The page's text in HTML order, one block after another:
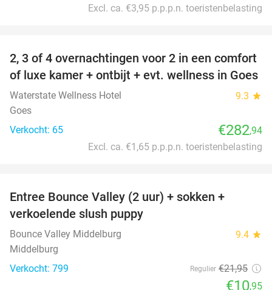
Excl. ca. €3,95 p.p.p.n. toeristenbelasting
2, 3 of 4 overnachtingen voor 2 in een comfort
of luxe kamer + ontbijt + evt. wellness in Goes
Waterstate Wellness Hotel 9.3 star
Goes
Verkocht: 65
€282,94
Excl. ca. €1,65 p.p.p.n. toeristenbelasting
Entree Bounce Valley (2 uur) + sokken +
verkoelende slush puppy
Bounce Valley Middelburg 9.4 star
Middelburg
Verkocht: 799
Regulier €21,95
€10,95